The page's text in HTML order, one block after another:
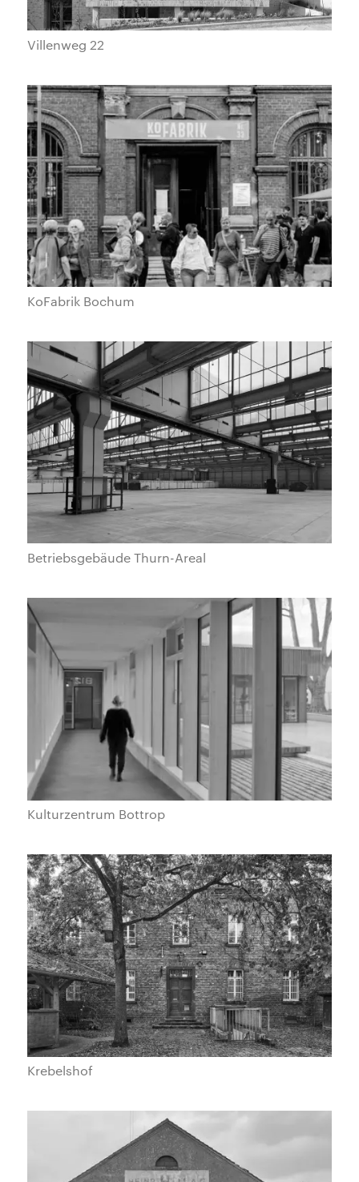
Villenweg 22
KoFabrik Bochum
Betriebsgebäude Thurn-Areal
Kulturzentrum Bottrop
Krebelshof